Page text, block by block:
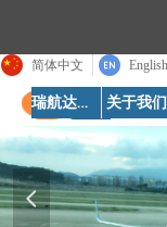
넳
简体中文 English
瑞航达首页 关于我们